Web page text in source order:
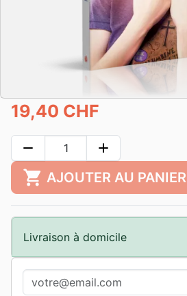
19,40 CHF
remove add
shopping_cart AJOUTER AU PANIER
Livraison à domicile